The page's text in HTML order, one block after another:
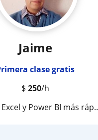
Jaime
clase gratis
$ 250/h
de lo que imaginas: automatiza reportes, crea dashboards profesionales y eleva tu productividad desde la primera clase